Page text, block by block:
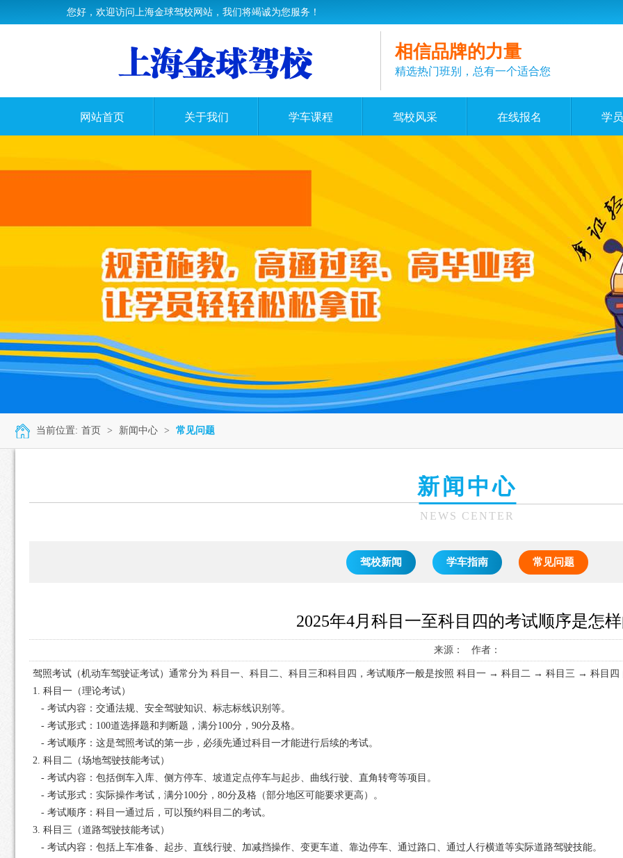
您好，欢迎访问上海金球驾校网站，我们将竭诚为您服务！
相信品牌的力量
精选热门班别，总有一个适合您
网站首页 关于我们 学车课程 驾校风采 在线报名 学
当前位置: 首页 > 新闻中心 > 常见问题
新闻中心
NEWS CENTER
驾校新闻 学车指南 常见问题
2025年4月科目一至科目四的考试顺序是怎
来源： 作者：
驾照考试（机动车驾驶证考试）通常分为 科目一、科目二、科目三和科目四，考试顺序一般是按照 科目一 → 科目二 → 科目三 → 科目四
1. 科目一（理论考试）
- 考试内容：交通法规、安全驾驶知识、标志标线识别等。
- 考试形式：100道选择题和判断题，满分100分，90分及格。
- 考试顺序：这是驾照考试的第一步，必须先通过科目一才能进行后续的考试。
2. 科目二（场地驾驶技能考试）
- 考试内容：包括倒车入库、侧方停车、坡道定点停车与起步、曲线行驶、直角转弯等项目。
- 考试形式：实际操作考试，满分100分，80分及格（部分地区可能要求更高）。
- 考试顺序：科目一通过后，可以预约科目二的考试。
3. 科目三（道路驾驶技能考试）
- 考试内容：包括上车准备、起步、直线行驶、加减挡操作、变更车道、靠边停车、通过路口、通过人行横道等实际道路驾驶技能。